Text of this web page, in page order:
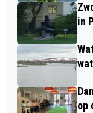
in
op